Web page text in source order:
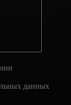
данных